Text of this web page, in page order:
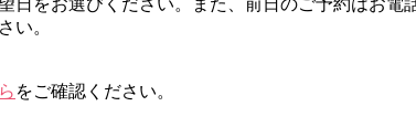
い。
をご確認ください。